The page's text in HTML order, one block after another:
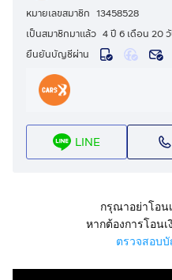
การันตียอดขายมากกว่า
คุณสมบัติเด่น
Brand&Model (ยี่ห้อ - รุ่น ) :
2.5 CALIBRE V DOUBLE
Registration Year (ปีจด)
Mileage * (เลขไมล์) : 115056
Gear (เกียร์) : AT
Engine (เครื่องยนต์) : ดีเซล
Engine Capacity (ความจุก
หมายเลขสมาชิก 13458528
เป็นสมาชิกมาแล้ว 4 ปี 6 เดือน 20
ยืนยันบัญชีผ่าน
LINE
กรุณาอย่าโอน
หากต้องการโอน
ตรวจสอบ